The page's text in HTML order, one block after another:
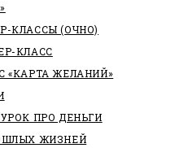
КЛАССЫ (ОЧНО)
КЛАСС
«КАРТА ЖЕЛАНИЙ»
ПРО ДЕНЬГИ
ЖИЗНЕЙ